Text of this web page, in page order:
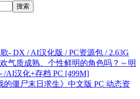
搜索
- DX / AI汉化版 / PC资源包 / 2.63G
气质成熟、个性鲜明的角色吗？～明
/AI汉化+存档 PC [499M]
的僵尸末日求生》中文版 PC 动态资